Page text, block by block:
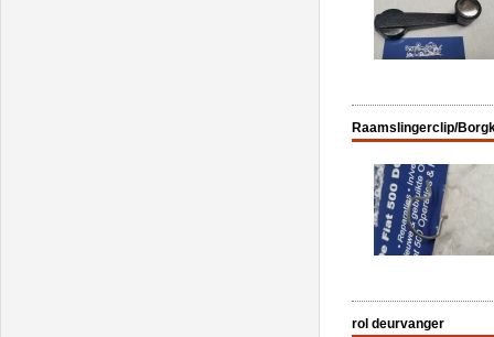
Raamslingerclip/
rol deurvanger